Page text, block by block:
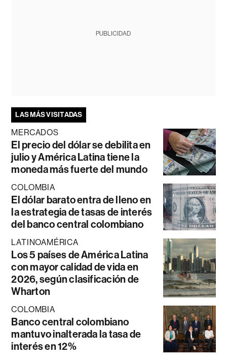
PUBLICIDAD
LAS MÁS VISITADAS
MERCADOS
El precio del dólar se debilita en
julio y América Latina tiene la
moneda más fuerte del mundo
COLOMBIA
El dólar barato entra de lleno en
la estrategia de tasas de interés
del banco central colombiano
LATINOAMÉRICA
Los 5 países de América Latina
con mayor calidad de vida en
2026, según clasificación de
Wharton
COLOMBIA
Banco central colombiano
mantuvo inalterada la tasa de
interés en 12%